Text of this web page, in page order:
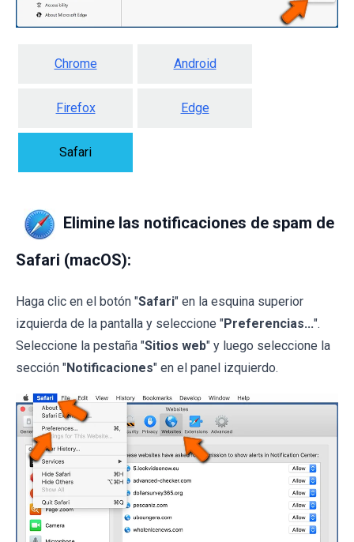
Chrome Android
Firefox Edge
Safari
Elimine las notificaciones de spam de
Safari (macOS):
Haga clic en el botón "Safari" en la esquina superior
izquierda de la pantalla y seleccione "Preferencias...".
Seleccione la pestaña "Sitios web" y luego seleccione la
sección "Notificaciones" en el panel izquierdo.